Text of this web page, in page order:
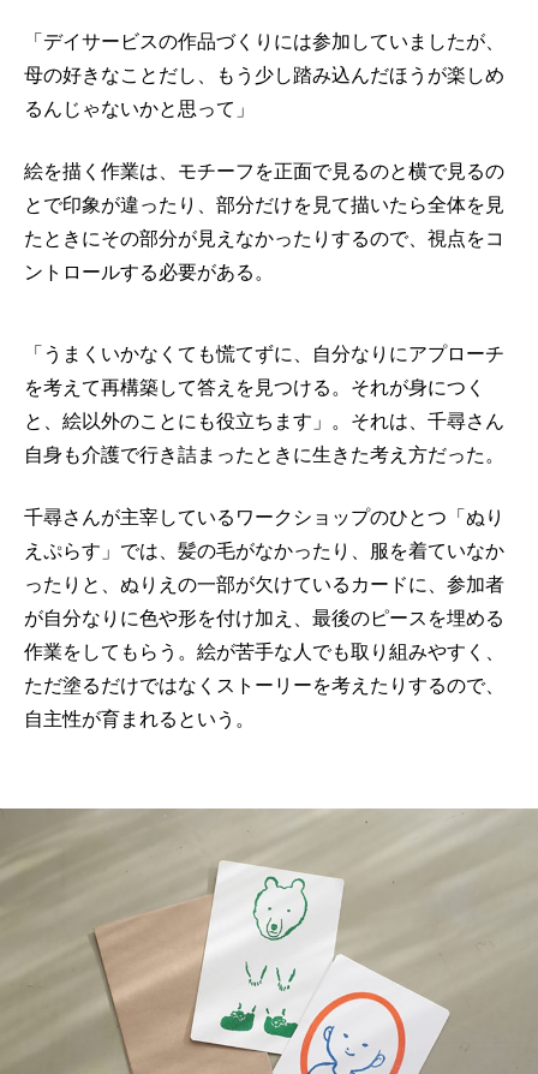
「デイサービスの作品づくりには参加していましたが、
母の好きなことだし、もう少し踏み込んだほうが楽しめ
るんじゃないかと思って」
絵を描く作業は、モチーフを正面で見るのと横で見るの
とで印象が違ったり、部分だけを見て描いたら全体を見
たときにその部分が見えなかったりするので、視点をコ
ントロールする必要がある。
「うまくいかなくても慌てずに、自分なりにアプローチ
を考えて再構築して答えを見つける。それが身につく
と、絵以外のことにも役立ちます」。それは、千尋さん
自身も介護で行き詰まったときに生きた考え方だった。
千尋さんが主宰しているワークショップのひとつ「ぬり
えぷらす」では、髪の毛がなかったり、服を着ていなか
ったりと、ぬりえの一部が欠けているカードに、参加者
が自分なりに色や形を付け加え、最後のピースを埋める
作業をしてもらう。絵が苦手な人でも取り組みやすく、
ただ塗るだけではなくストーリーを考えたりするので、
自主性が育まれるという。